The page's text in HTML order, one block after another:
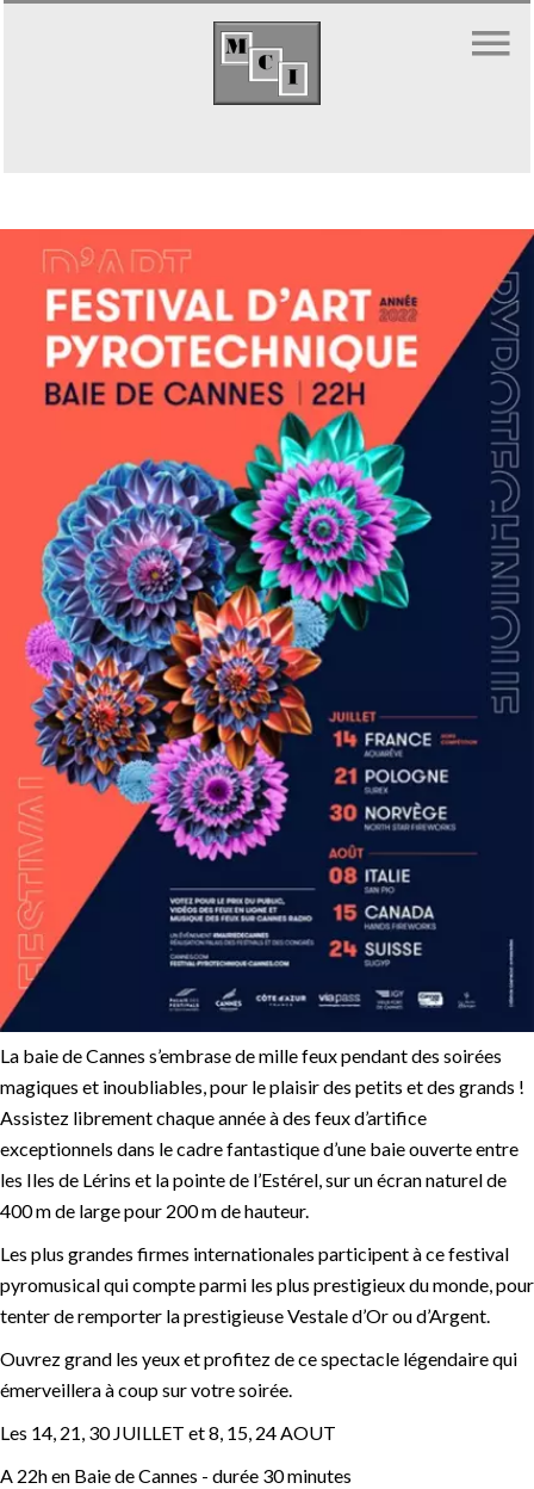
La baie de Cannes s’embrase de mille feux pendant des soirées
magiques et inoubliables, pour le plaisir des petits et des grands !
Assistez librement chaque année à des feux d’artifice
exceptionnels dans le cadre fantastique d’une baie ouverte entre
les Iles de Lérins et la pointe de l’Estérel, sur un écran naturel de
400 m de large pour 200 m de hauteur.
Les plus grandes firmes internationales participent à ce festival
pyromusical qui compte parmi les plus prestigieux du monde, pour
tenter de remporter la prestigieuse Vestale d’Or ou d’Argent.
Ouvrez grand les yeux et profitez de ce spectacle légendaire qui
émerveillera à coup sur votre soirée.
Les 14, 21, 30 JUILLET et 8, 15, 24 AOUT
A 22h en Baie de Cannes - durée 30 minutes